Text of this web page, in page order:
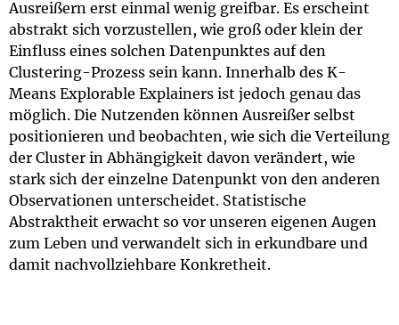
Ausreißern erst einmal wenig greifbar. Es erscheint
abstrakt sich vorzustellen, wie groß oder klein der
Einfluss eines solchen Datenpunktes auf den
Clustering-Prozess sein kann. Innerhalb des K-
Means Explorable Explainers ist jedoch genau das
möglich. Die Nutzenden können Ausreißer selbst
positionieren und beobachten, wie sich die Verteilung
der Cluster in Abhängigkeit davon verändert, wie
stark sich der einzelne Datenpunkt von den anderen
Observationen unterscheidet. Statistische
Abstraktheit erwacht so vor unseren eigenen Augen
zum Leben und verwandelt sich in erkundbare und
damit nachvollziehbare Konkretheit.